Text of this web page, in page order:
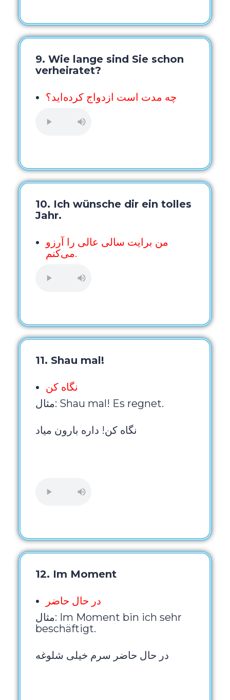
9. Wie lange sind Sie schon
verheiratet?
چه مدت است ازدواج کرده‌اید؟
10. Ich wünsche dir ein tolles
Jahr.
من برایت سالی عالی را آرزو
می‌کنم.
11. Shau mal!
نگاه کن
مثال: Shau mal! Es regnet.
نگاه کن! داره بارون میاد
12. Im Moment
در حال حاضر
مثال: Im Moment bin ich sehr
beschäftigt.
در حال حاضر سرم خیلی شلوغه